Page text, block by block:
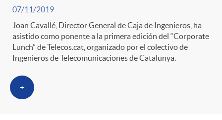
07/11/2019
Joan Cavallé, Director General de Caja de Ingenieros, ha
asistido como ponente a la primera edición del “Corporate
Lunch” de Telecos.cat, organizado por el colectivo de
Ingenieros de Telecomunicaciones de Catalunya.
+